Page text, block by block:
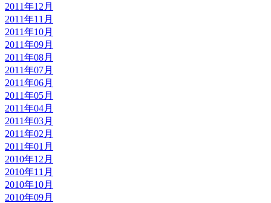
2011年12月
2011年11月
2011年10月
2011年09月
2011年08月
2011年07月
2011年06月
2011年05月
2011年04月
2011年03月
2011年02月
2011年01月
2010年12月
2010年11月
2010年10月
2010年09月